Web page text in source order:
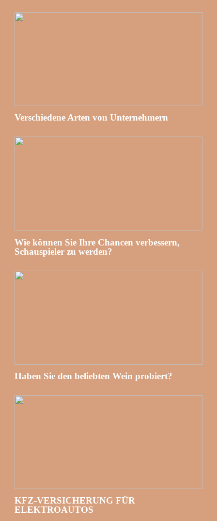
Verschiedene Arten von Unternehmern
Wie können Sie Ihre Chancen verbessern,
Schauspieler zu werden?
Haben Sie den beliebten Wein probiert?
KFZ-VERSICHERUNG FÜR
ELEKTROAUTOS